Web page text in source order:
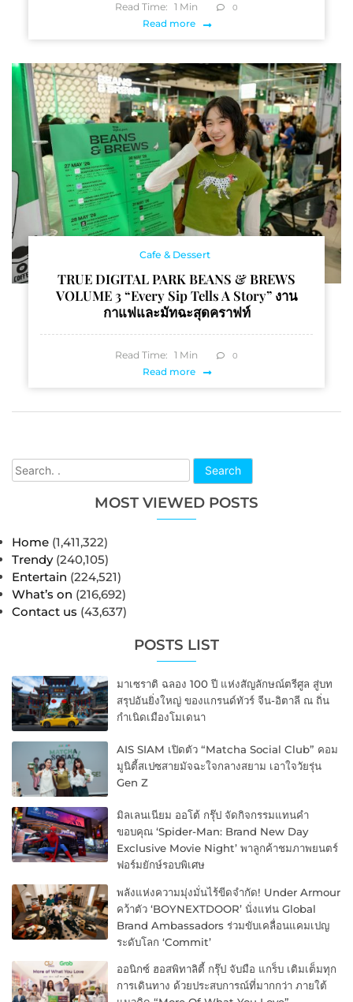
Search
MOST VIEWED POSTS
Home (1,411,322)
Trendy (240,105)
Entertain (224,521)
What’s on (216,692)
Contact us (43,637)
POSTS LIST
มาเซราติ ฉลอง 100 ปี แห่งสัญลักษณ์ตรีศูล สู่บท
สรุปอันยิ่งใหญ่ ของแกรนด์ทัวร์ จีน-อิตาลี ณ ถิ่น
กำเนิดเมืองโมเดนา
AIS SIAM เปิดตัว “Matcha Social Club” คอม
มูนิตี้สเปซสายมัจฉะใจกลางสยาม เอาใจวัยรุ่น
Gen Z
มิลเลนเนียม ออโต้ กรุ๊ป จัดกิจกรรมแทนคำ
ขอบคุณ ‘Spider-Man: Brand New Day
Exclusive Movie Night’ พาลูกค้าชมภาพยนตร์
ฟอร์มยักษ์รอบพิเศษ
พลังแห่งความมุ่งมั่นไร้ขีดจำกัด! Under Armour
คว้าตัว ‘BOYNEXTDOOR’ นั่งแท่น Global
Brand Ambassadors ร่วมขับเคลื่อนแคมเปญ
ระดับโลก ‘Commit’
ออนิกซ์ ฮอสพิทาลิตี้ กรุ๊ป จับมือ แกร็บ เติมเต็มทุก
การเดินทาง ด้วยประสบการณ์ที่มากกว่า ภายใต้
Read Time: 1 Min 0
Read more
Cafe & Dessert
TRUE DIGITAL PARK BEANS & BREWS
VOLUME 3 “Every Sip Tells A Story” งาน
กาแฟและมัทฉะสุดคราฟท์
Read Time: 1 Min 0
Read more